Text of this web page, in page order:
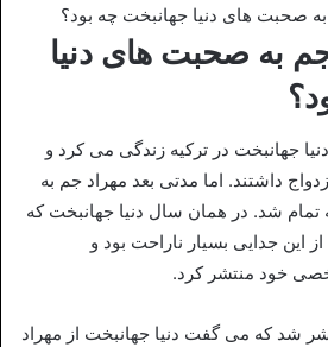
به صحبت های دنیا
مدتی با دنیا جهانبخت در ترکیه زندگی می کرد و
داشتند. اما مدتی بعد مهراد جم به
تمام شد. در همان سال دنیا جهانبخت که
این جدایی بسیار ناراحت بود و
خود منتشر کرد.
شد که می گفت دنیا جهانبخت از مهراد